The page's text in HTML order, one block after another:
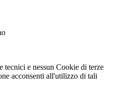
tecnici e nessun Cookie di terze
acconsenti all'utilizzo di tali